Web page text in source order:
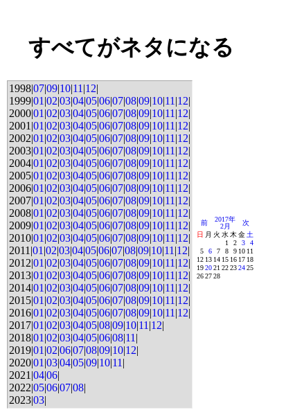
すべてがネタになる
1998|07|09|10|11 |12|
1999|01 |02|03|04|05|06|07|08|09|10|11 |12|
2000|01 |02|03|04|05|06|07|08|09|10|11 |12|
2001|01 |02|03|04|05|06|07|08|09|10|11 |12|
2002|01 |02|03|04|05|06|07|08|09|10|11 |12|
2003|01 |02|03|04|05|06|07|08|09|10|11 |12|
2004|01 |02|03|04|05|06|07|08|09|10|11 |12|
2005|01 |02|03|04|05|06|07|08|09|10|11 |12|
2006|01 |02|03|04|05|06|07|08|09|10|11 |12|
2007|01 |02|03|04|05|06|07|08|09|10|11 |12|
2008|01 |02|03|04|05|06|07|08|09|10|11 |12|
2009|01 |02|03|04|05|06|07|08|09|10|11 |12|
2010|01 |02|03|04|05|06|07|08|09|10|11 |12|
2011|01 |02|03|04|05|06|07|08|09|10|11 |12|
2012|01 |02|03|04|05|06|07|08|09|10|11 |12|
2013|01 |02|03|04|05|06|07|08|09|10|11 |12|
2014|01 |02|03|04|05|06|07|08|09|10|11 |12|
2015|01 |02|03|04|05|06|07|08|09|10|11 |12|
2016|01 |02|03|04|05|06|07|08|09|10|11 |12|
2017|01 |02|03|04|05|08|09|10|11 |12|
2018|01 |02|03|04|05|06|08|11 |
2019|01 |02|06|07|08|09|10|12|
2020|01 |03|04|05|09|10|11 |
2021|04|06|
2022|05|06|07|08|
2023|03|
前
2017年
2月
次
日 月 火 水 木金 土
1
2 3
4
5
6 7 8 9 10 11
12 13 14 15 16 17 18
192021 22232425
262728